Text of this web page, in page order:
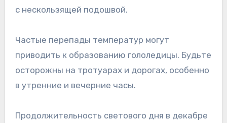
с нескользящей подошвой.
Частые перепады температур могут
приводить к образованию гололедицы. Будьте
осторожны на тротуарах и дорогах, особенно
в утренние и вечерние часы.
Продолжительность светового дня в декабре